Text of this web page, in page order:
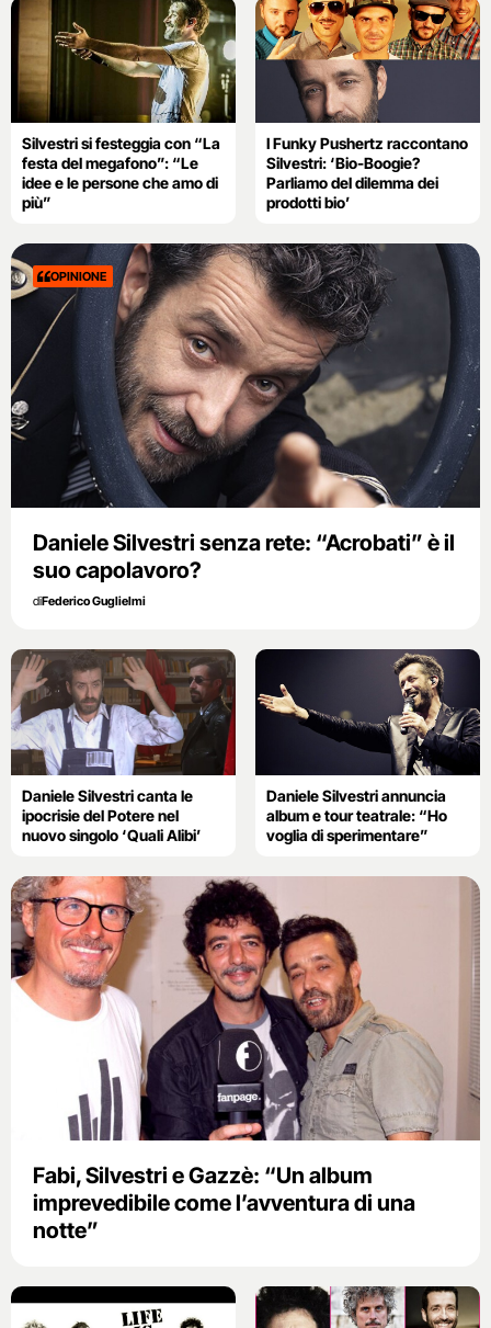
Silvestri si festeggia con “La
festa del megafono”: “Le
idee e le persone che amo di
più”
I Funky Pushertz raccontano
Silvestri: ‘Bio-Boogie?
Parliamo del dilemma dei
prodotti bio’
OPINIONE
Daniele Silvestri senza rete: “Acrobati” è il
suo capolavoro?
diFederico Guglielmi
Daniele Silvestri canta le
ipocrisie del Potere nel
nuovo singolo ‘Quali Alibi’
Daniele Silvestri annuncia
album e tour teatrale: “Ho
voglia di sperimentare”
Fabi, Silvestri e Gazzè: “Un album
imprevedibile come l’avventura di una
notte”